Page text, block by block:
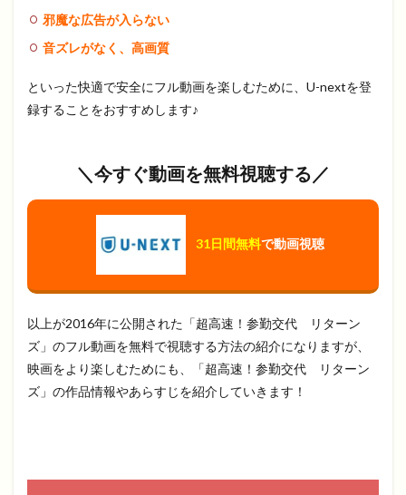
邪魔な広告が入らない
音ズレがなく、高画質
といった快適で安全にフル動画を楽しむために、U-nextを登
録することをおすすめします♪
＼今すぐ動画を無料視聴する／
31日間無料で動画視聴
以上が2016年に公開された「超高速！参勤交代 リターン
ズ」のフル動画を無料で視聴する方法の紹介になりますが、
映画をより楽しむためにも、「超高速！参勤交代 リターン
ズ」の作品情報やあらすじを紹介していきます！